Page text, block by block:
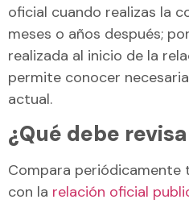
oficial cuando realizas la
meses o años después;
realizada al inicio de la
permite conocer
actual.
¿Qué debe
Compara periódicamente
con la relación oficial